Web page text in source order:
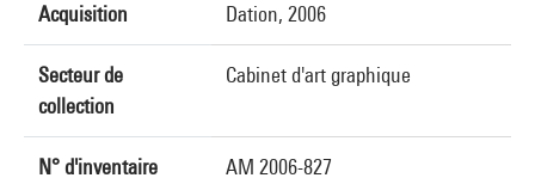
Acquisition Dation, 2006
Secteur de
collection
Cabinet d'art graphique
N° d'inventaire AM 2006-827